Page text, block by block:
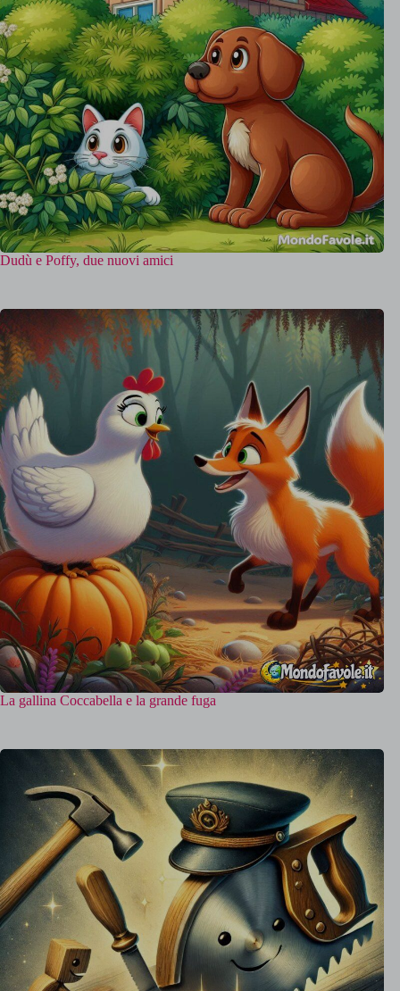
Dudù e Poffy, due nuovi amici
La gallina Coccabella e la grande fuga